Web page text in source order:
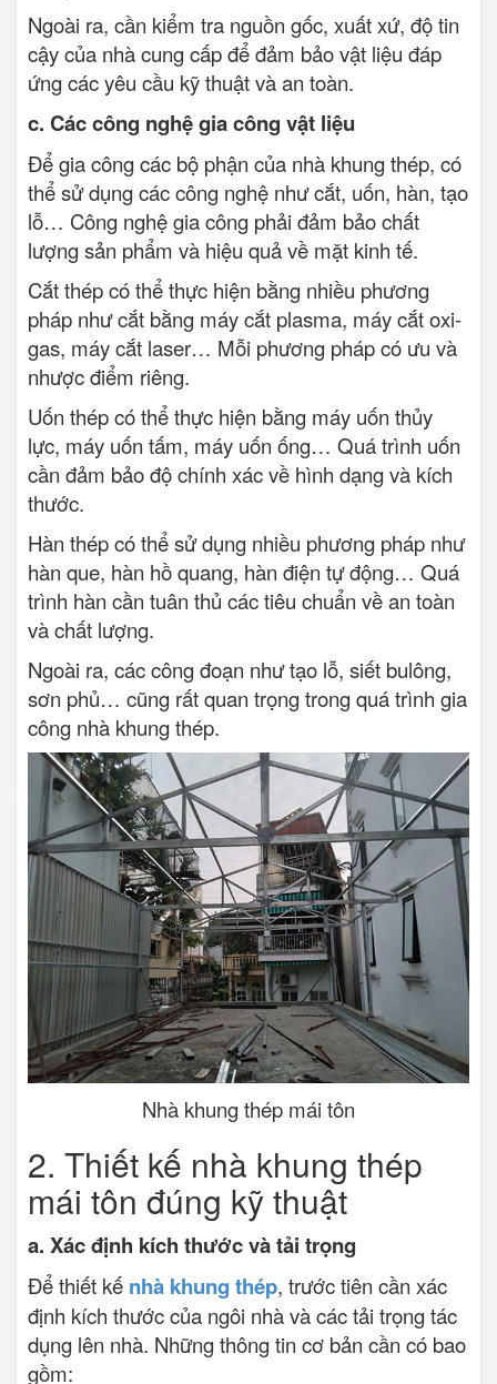
Ngoài ra, cần kiểm tra nguồn gốc, xuất xứ, độ tin
cậy của nhà cung cấp để đảm bảo vật liệu đáp
ứng các yêu cầu kỹ thuật và an toàn.
c. Các công nghệ gia công vật liệu
Để gia công các bộ phận của nhà khung thép, có
thể sử dụng các công nghệ như cắt, uốn, hàn, tạo
lỗ… Công nghệ gia công phải đảm bảo chất
lượng sản phẩm và hiệu quả về mặt kinh tế.
Cắt thép có thể thực hiện bằng nhiều phương
pháp như cắt bằng máy cắt plasma, máy cắt oxi-
gas, máy cắt laser… Mỗi phương pháp có ưu và
nhược điểm riêng.
Uốn thép có thể thực hiện bằng máy uốn thủy
lực, máy uốn tấm, máy uốn ống… Quá trình uốn
cần đảm bảo độ chính xác về hình dạng và kích
thước.
Hàn thép có thể sử dụng nhiều phương pháp như
hàn que, hàn hồ quang, hàn điện tự động… Quá
trình hàn cần tuân thủ các tiêu chuẩn về an toàn
và chất lượng.
Ngoài ra, các công đoạn như tạo lỗ, siết bulông,
sơn phủ… cũng rất quan trọng trong quá trình gia
công nhà khung thép.
Nhà khung thép mái tôn
2. Thiết kế nhà khung thép
mái tôn đúng kỹ thuật
a. Xác định kích thước và tải trọng
Để thiết kế nhà khung thép, trước tiên cần xác
định kích thước của ngôi nhà và các tải trọng tác
dụng lên nhà. Những thông tin cơ bản cần có bao
gồm: